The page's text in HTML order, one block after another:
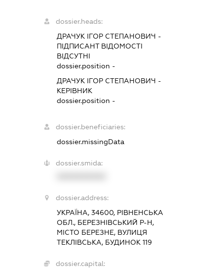
dossier.heads:
ДРАЧУК ІГОР СТЕПАНОВИЧ -
ПІДПИСАНТВІДОМОСТІ
ВІДСУТНІ
dossier.position -
ДРАЧУК ІГОР СТЕПАНОВИЧ -
КЕРІВНИК
dossier.position -
dossier.beneficiaries:
dossier.missingData
dossier.smida:
dossier.address:
УКРАЇНА, 34600, РІВНЕНСЬКА
ОБЛ., БЕРЕЗНІВСЬКИЙ Р-Н,
МІСТО БЕРЕЗНЕ, ВУЛИЦЯ
ТЕКЛІВСЬКА, БУДИНОК 119
dossier.capital: